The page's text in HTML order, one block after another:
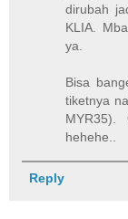
dirubah
KLIA.
ya.
Bisa
tiketnya
hehehe..
Reply